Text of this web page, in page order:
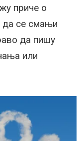
приче о
да се смањи
да пишу
или